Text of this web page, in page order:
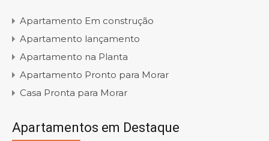
Apartamento Em construção
Apartamento lançamento
Apartamento na Planta
Apartamento Pronto para Morar
Casa Pronta para Morar
Apartamentos em Destaque